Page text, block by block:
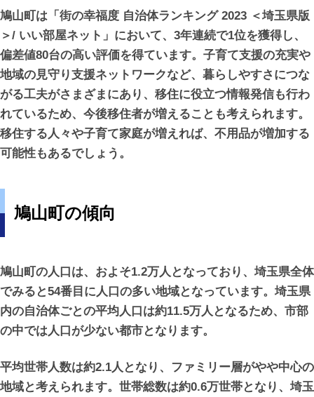
鳩山町は「街の幸福度 自治体ランキング 2023 ＜埼玉県版
＞/ いい部屋ネット」において、3年連続で1位を獲得し、
偏差値80台の高い評価を得ています。子育て支援の充実や
地域の見守り支援ネットワークなど、暮らしやすさにつな
がる工夫がさまざまにあり、移住に役立つ情報発信も行わ
れているため、今後移住者が増えることも考えられます。
移住する人々や子育て家庭が増えれば、不用品が増加する
可能性もあるでしょう。
鳩山町の傾向
鳩山町の人口は、およそ1.2万人となっており、埼玉県全体
でみると54番目に人口の多い地域となっています。埼玉県
内の自治体ごとの平均人口は約11.5万人となるため、市部
の中では人口が少ない都市となります。
平均世帯人数は約2.1人となり、ファミリー層がやや中心の
地域と考えられます。世帯総数は約0.6万世帯となり、埼玉